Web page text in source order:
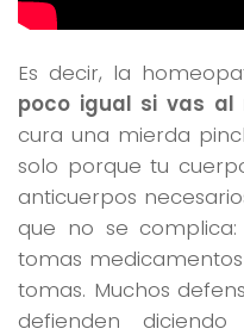
Es decir, la
poco igual si vas al
cura una mierda
solo porque tu
anticuerpos
que no se
tomas
tomas. Muchos
defienden